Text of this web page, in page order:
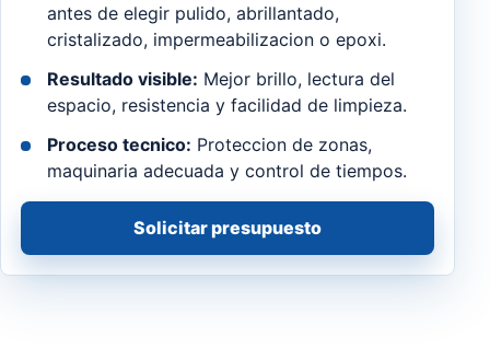
antes de elegir pulido, abrillantado,
cristalizado, impermeabilizacion o epoxi.
Resultado visible: Mejor brillo, lectura del
espacio, resistencia y facilidad de limpieza.
Proceso tecnico: Proteccion de zonas,
maquinaria adecuada y control de tiempos.
Solicitar presupuesto